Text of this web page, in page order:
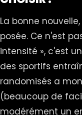
La bonne
posée. Ce n'est
intensité », c'est
des sportifs
randomisés a
(beaucoup de
modérément un